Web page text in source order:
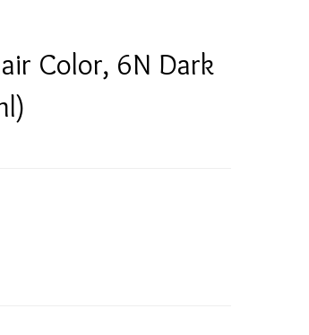
Color, 6N Dark